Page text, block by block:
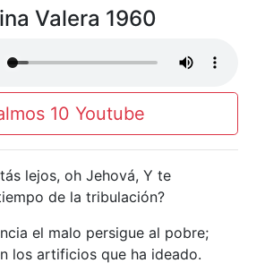
Valera 1960
10 Youtube
lejos, oh Jehová, Y te
de la tribulación?
el malo persigue al pobre;
los artificios que ha ideado.